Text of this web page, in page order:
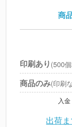
北
商
印刷あり (500
商品のみ(印刷
入
出荷